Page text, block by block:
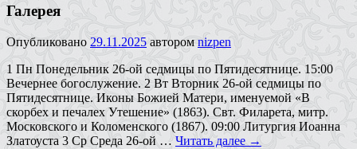
Галерея
Опубликовано 29.11.2025 автором nizpen
1 Пн Понедельник 26-ой седмицы по Пятидесятнице. 15:00
Вечернее богослужение. 2 Вт Вторник 26-ой седмицы по
Пятидесятнице. Иконы Божией Матери, именуемой «В
скорбех и печалех Утешение» (1863). Свт. Филарета, митр.
Московского и Коломенского (1867). 09:00 Литургия Иоанна
Златоуста 3 Ср Среда 26-ой … Читать далее →